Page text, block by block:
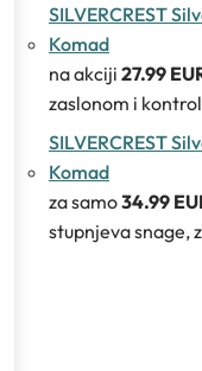
SILVERCREST
Komad
na akciji 27.99
zaslonom i
SILVERCREST
Komad
za samo34.99
stupnjeva snage,